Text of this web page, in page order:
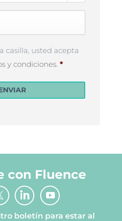
casilla, usted acepta
y condiciones. *
con Fluence
boletín para estar al